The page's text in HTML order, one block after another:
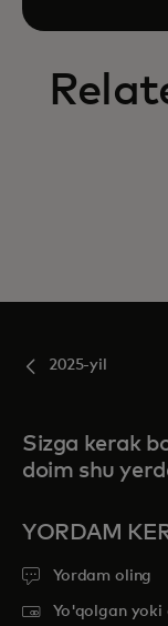
2025-yil
Sizga kerak
doim shu
YORDAM
Yordam oling
Yo'qolgan